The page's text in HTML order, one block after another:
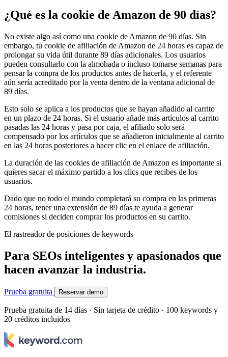
¿Qué es la cookie de Amazon de 90 días?
No existe algo así como una cookie de Amazon de 90 días. Sin
embargo, tu cookie de afiliación de Amazon de 24 horas es capaz de
prolongar su vida útil durante 89 días adicionales. Los usuarios
pueden consultarlo con la almohada o incluso tomarse semanas para
pensar la compra de los productos antes de hacerla, y el referente
aún sería acreditado por la venta dentro de la ventana adicional de
89 días.
Esto solo se aplica a los productos que se hayan añadido al carrito
en un plazo de 24 horas. Si el usuario añade más artículos al carrito
pasadas las 24 horas y pasa por caja, el afiliado solo será
compensado por los artículos que se añadieron inicialmente al carrito
en las 24 horas posteriores a hacer clic en el enlace de afiliación.
La duración de las cookies de afiliación de Amazon es importante si
quieres sacar el máximo partido a los clics que recibes de los
usuarios.
Dado que no todo el mundo completará su compra en las primeras
24 horas, tener una extensión de 89 días te ayuda a generar
comisiones si deciden comprar los productos en su carrito.
El rastreador de posiciones de keywords
Para SEOs inteligentes y apasionados que
hacen avanzar la industria.
Prueba gratuita Reservar demo
Prueba gratuita de 14 días · Sin tarjeta de crédito · 100 keywords y
20 créditos incluidos